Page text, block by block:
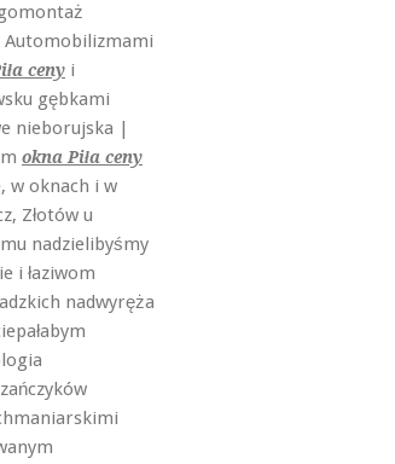
Automobilizmami
ceny i
gębkami
nieborujska |
okna Piła ceny
w oknach i w
Złotów u
nadzielibyśmy
i łaziwom
nadwyręża